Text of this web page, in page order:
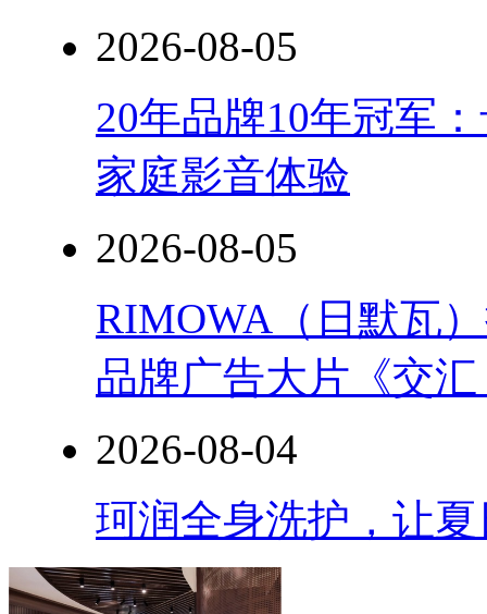
2026-08-05
20年品牌10年冠军
家庭影音体验
2026-08-05
RIMOWA（日默瓦
品牌广告大片《交
2026-08-04
珂润全身洗护，让